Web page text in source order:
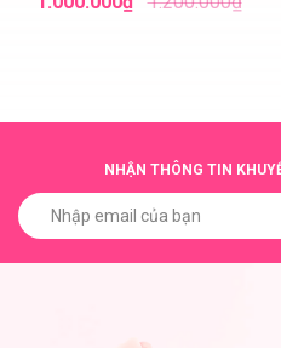
NHẬN THÔNG TIN